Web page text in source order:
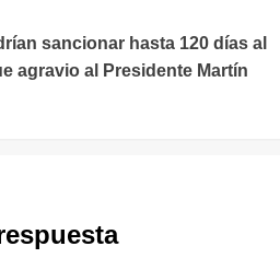
sancionar hasta 120 días al
agravio al Presidente Martín